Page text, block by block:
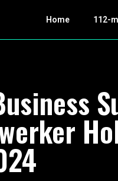
Home 112-